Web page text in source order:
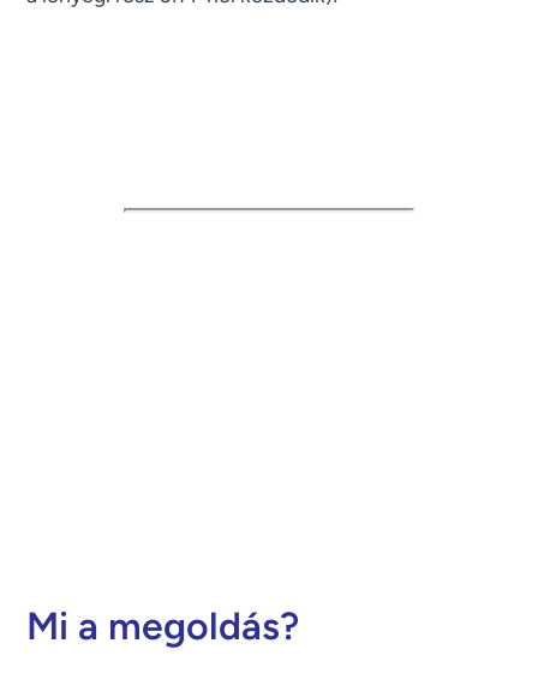
Mi a megoldás?